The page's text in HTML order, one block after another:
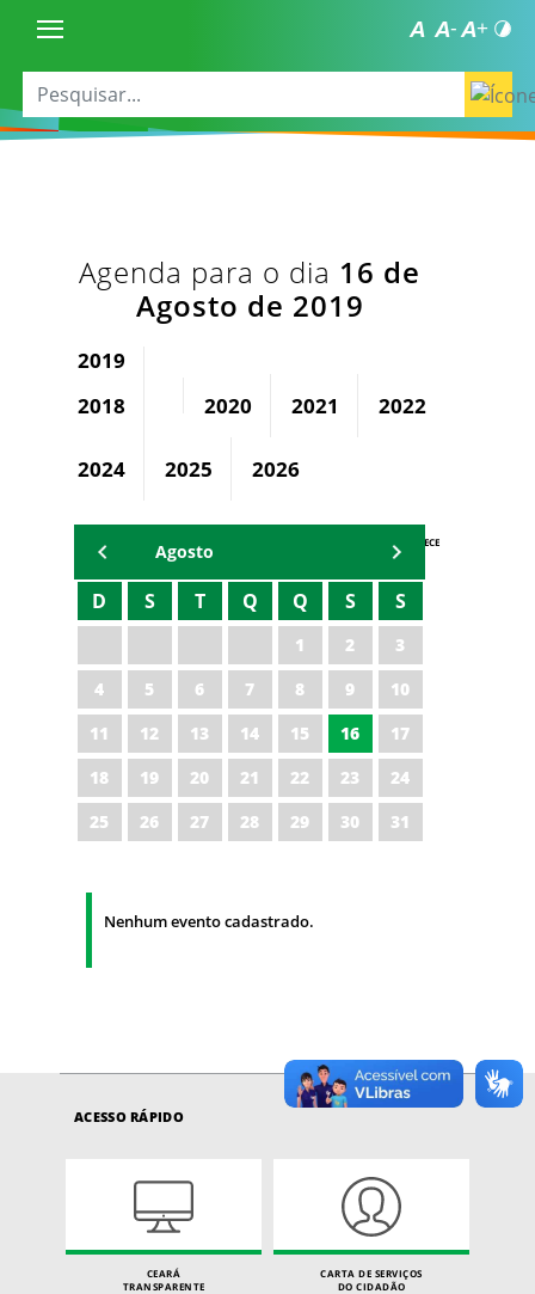
Agenda para o dia 16 de
Agosto de 2019
2019
2018
2020 2021 2022
2024 2025 2026
AGENDA IPECE
Agosto
D S T Q Q S S
1 2
3
4
5 6 7 8 9
10
11
12 13 14 15 16
17
18
19 20 21 22 23
24
25
26 27 28 29 30 31
Nenhum evento cadastrado.
ACESSO RÁPIDO
CEARÁ
TRANSPARENTE
CARTA DE SERVIÇOS
DO CIDADÃO